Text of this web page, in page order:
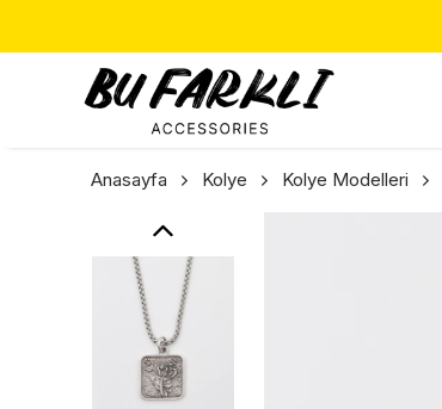
Anasayfa Kolye Kolye Modelleri